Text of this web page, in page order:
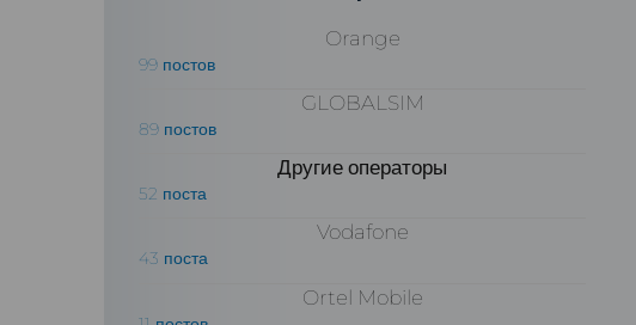
Orange
99 постов
GLOBALSIM
89 постов
Другие операторы
52 поста
Vodafone
43 поста
Ortel Mobile